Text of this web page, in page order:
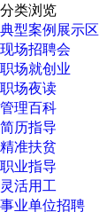
分类浏览
典型案例展示区
现场招聘会
职场就创业
职场夜读
管理百科
简历指导
精准扶贫
职业指导
灵活用工
事业单位招聘